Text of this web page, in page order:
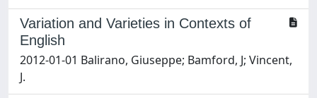
Variation and Varieties in Contexts of
English
2012-01-01 Balirano, Giuseppe; Bamford, J; Vincent,
J.